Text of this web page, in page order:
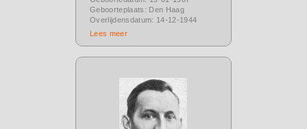
Geboorteplaats: Den Haag
Overlijdensdatum: 14-12-1944
Lees meer